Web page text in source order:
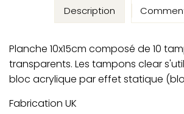
Description
Planche 10x15cm composé de 10
transparents. Les tampons clear
bloc acrylique par effet statique
Fabrication UK